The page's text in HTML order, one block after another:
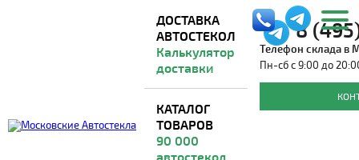
ДОСТАВКА
АВТОСТЕКОЛ
Калькулятор
доставки
КАТАЛОГ
ТОВАРОВ
90 000
автостекол
8
Телефон склада в
Пн-сб с 9:00 до
ВО ВСЕ РЕГИОНЫ